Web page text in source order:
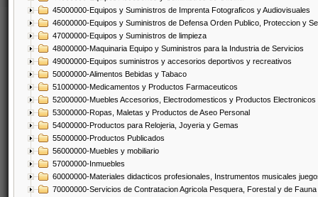
45000000-Equipos y Suministros de Imprenta Fotograficos y Audiovisuales
46000000-Equipos y Suministros de Defensa Orden Publico, Proteccion y
47000000-Equipos y Suministros de limpieza
48000000-Maquinaria Equipo y Suministros para la Industria de Servicios
49000000-Equipos suministros y accesorios deportivos y recreativos
50000000-Alimentos Bebidas y Tabaco
51000000-Medicamentos y Productos Farmaceuticos
52000000-Muebles Accesorios, Electrodomesticos y Productos Electronicos
53000000-Ropas, Maletas y Productos de Aseo Personal
54000000-Productos para Relojeria, Joyeria y Gemas
55000000-Productos Publicados
56000000-Muebles y mobiliario
57000000-Inmuebles
60000000-Materiales didacticos profesionales, Instrumentos musicales
70000000-Servicios de Contratacion Agricola Pesquera, Forestal y de Fauna